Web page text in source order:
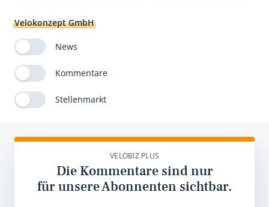
Velokonzept GmbH
News
Kommentare
Stellenmarkt
VELOBIZ PLUS
Die Kommentare sind nur
für unsere Abonnenten sichtbar.